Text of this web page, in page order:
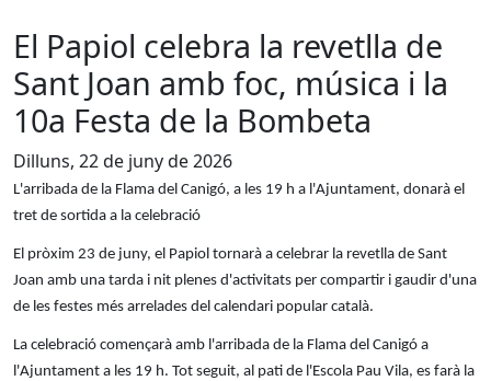
El Papiol celebra la revetlla de
Sant Joan amb foc, música i la
10a Festa de la Bombeta
Dilluns, 22 de juny de 2026
L'arribada de la Flama del Canigó, a les 19 h a l'Ajuntament, donarà el
tret de sortida a la celebració
El pròxim 23 de juny, el Papiol tornarà a celebrar la revetlla de Sant
Joan amb una tarda i nit plenes d'activitats per compartir i gaudir d'una
de les festes més arrelades del calendari popular català.
La celebració començarà amb l'arribada de la Flama del Canigó a
l'Ajuntament a les 19 h. Tot seguit, al pati de l'Escola Pau Vila, es farà la